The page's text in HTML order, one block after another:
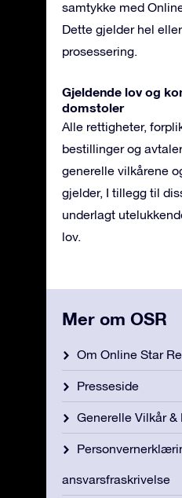
samtykke med
Dette gjelder hel
prosessering.
Gjeldende lov og
domstoler
Alle rettigheter,
bestillinger og
generelle vilkårene
gjelder, I tillegg til
underlagt
lov.
Mer om OSR
Om Online Star
Presseside
Generelle Vilkår
ansvarsfraskrivelse